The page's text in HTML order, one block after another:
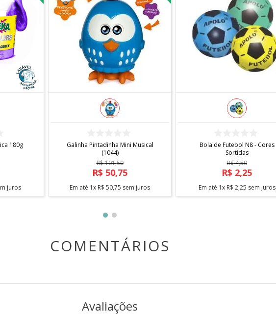
180g
juros
Galinha Pintadinha Mini Musical
(1044)
R$101,50
R$ 50,75
Em até 1x R$ 50,75 sem juros
Bola de Futebol N8 - Cores
Sortidas
R$4,50
R$ 2,25
Em até 1x R$ 2,25 sem juros
COMENTÁRIOS
Avaliações